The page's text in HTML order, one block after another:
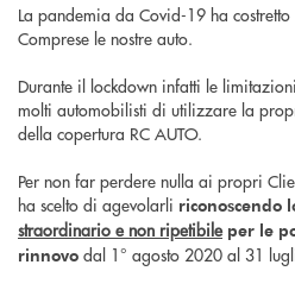
La pandemia da Covid-19 ha
Comprese le nostre auto.
Durante il lockdown infatti le
molti automobilisti di utilizzare la
della copertura RC AUTO.
Per non far perdere nulla ai propri
ha scelto di agevolarli riconoscendo
straordinario e non ripetibileper le
rinnovo dal 1° agosto 2020 al 31